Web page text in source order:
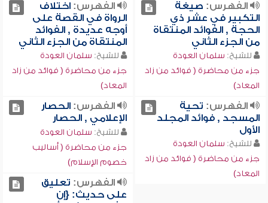
الفهرس: صيغة
التكبير في عشر ذي
الحجة , الفوائد المنتقاة
من الجزء الثاني
للشيخ: سلمان العودة
جزء من محاضرة ( فوائد من زاد
المعاد)
الفهرس:اختلاف
الرواة في القصة على
أوجه عديدة , الفوائد
المنتقاة من الجزء الثاني
للشيخ: سلمان العودة
جزء من محاضرة ( فوائد من زاد
المعاد)
الفهرس: تحية
المسجد , فوائد المجلد
الأول
للشيخ: سلمان العودة
جزء من محاضرة ( فوائد من زاد
المعاد)
الفهرس:الحصار
الإعلامي , الحصار
للشيخ: سلمان العودة
جزء من محاضرة ( أساليب
خصوم الإسلام)
الفهرس: تعليق
على حديث: {إن